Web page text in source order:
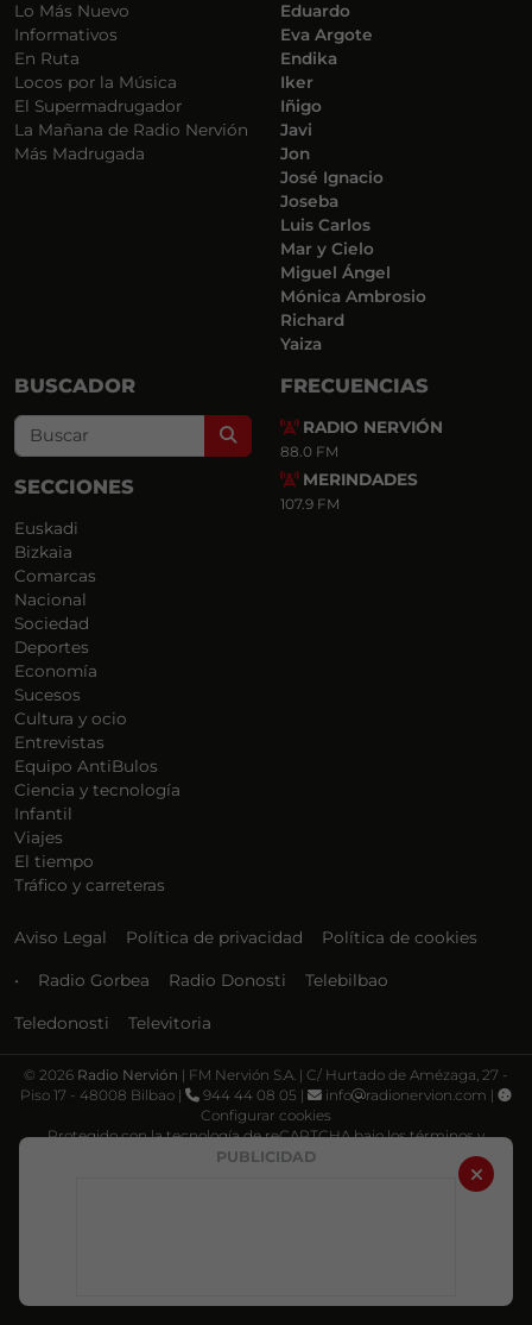
PUBLICIDAD
Lo Más Nuevo
Informativos
En Ruta
Locos por la Música
El Supermadrugador
La Mañana de Radio Nervión
Más Madrugada
Eduardo
Eva Argote
Endika
Iker
Iñigo
Javi
Jon
José Ignacio
Joseba
Luis Carlos
Mar y Cielo
Miguel Ángel
Mónica Ambrosio
Richard
Yaiza
BUSCADOR
Search
SECCIONES
Euskadi
Bizkaia
Comarcas
Nacional
Sociedad
Deportes
Economía
Sucesos
Cultura y ocio
Entrevistas
Equipo AntiBulos
Ciencia y tecnología
Infantil
Viajes
El tiempo
Tráfico y carreteras
FRECUENCIAS
RADIO NERVIÓN
88.0 FM
MERINDADES
107.9 FM
Aviso Legal Política de privacidad Política de cookies
• Radio Gorbea Radio Donosti Telebilbao
Teledonosti Televitoria
© 2026 Radio Nervión | FM Nervión S.A. | C/ Hurtado de Amézaga, 27 -
Piso 17 - 48008 Bilbao |
944 44 08 05 | info
radionervion.com |
Configurar cookies
Protegido con la tecnología de reCAPTCHA bajo los términos y
Política de privacidad Términos de servicio